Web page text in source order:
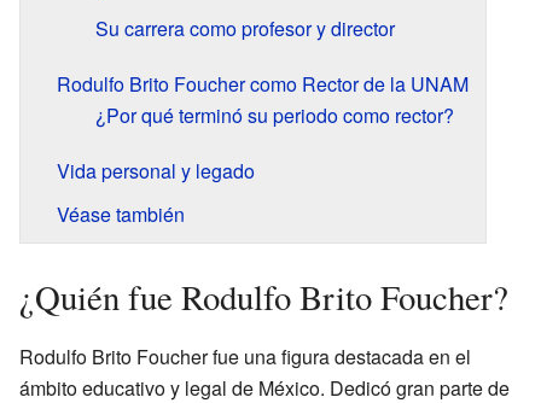
Su carrera como profesor y director
Rodulfo Brito Foucher como Rector de la UNAM
¿Por qué terminó su periodo como rector?
Vida personal y legado
Véase también
¿Quién fue Rodulfo Brito Foucher?
Rodulfo Brito Foucher fue una figura destacada en el
ámbito educativo y legal de México. Dedicó gran parte de